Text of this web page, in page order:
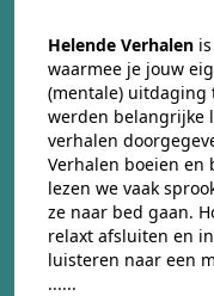
Helende Verhalen
waarmee je jouw
(mentale) uitdaging
werden belangrijke
verhalen
Verhalen boeien en
lezen we vaak
ze naar bed gaan.
relaxt afsluiten en
luisteren naar een
......